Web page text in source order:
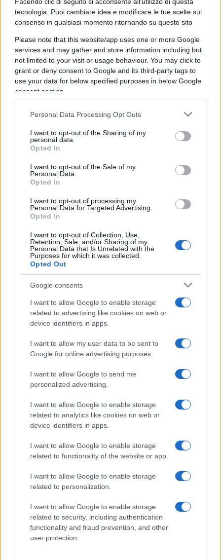
tecnologia. Puoi cambiare idea e modificare le tue scelte sul
consenso in qualsiasi momento ritornando su questo sito
Please note that this website/app uses one or more Google
services and may gather and store information including but
not limited to your visit or usage behaviour. You may click to
grant or deny consent to Google and its third-party tags to
use your data for below specified purposes in below Google
consent section.
Personal Data Processing Opt Outs
I want to opt-out of the Sharing of my
personal data.
Opted In
I want to opt-out of the Sale of my
Personal Data.
Opted In
I want to opt-out of processing my
Personal Data for Targeted Advertising.
Opted In
I want to opt-out of Collection, Use,
Retention, Sale, and/or Sharing of my
Personal Data that Is Unrelated with the
Purposes for which it was collected.
Opted Out
Google consents
I want to allow Google to enable storage
related to advertising like cookies on web or
device identifiers in apps.
I want to allow my user data to be sent to
Google for online advertising purposes.
I want to allow Google to send me
personalized advertising.
I want to allow Google to enable storage
related to analytics like cookies on web or
device identifiers in apps.
I want to allow Google to enable storage
related to functionality of the website or app.
I want to allow Google to enable storage
related to personalization.
I want to allow Google to enable storage
related to security, including authentication
functionality and fraud prevention, and other
user protection.
vendite per 73 miliardi di dollari. Rispetto ai
concorrenti, Walmart è stata storicamente in
grado di mantenere basse le spese offrendo allo
stesso tempo beni economici ai consumatori.
Sebbene Walmart stia affrontando venti contrari
temporanei, ha la capacità di controllare le spese
e aumentare i margini nel tempo.
Johnson & Johnson (JNJ)
Johnson & Johnson è una delle principali aziende
sanitarie, che serve più di 1 miliardo di persone
ogni giorno. Nonostante le difficoltà economiche,
JNJ ha registrato forti guadagni nel suo ultimo
rapporto trimestrale. È un leader nel settore delle
vendite farmaceutiche, che è il suo più grande
segmento di attività. Nel primo trimestre del 2022,
JNJ ha registrato vendite per 23,4 miliardi di dollari
in tutti i segmenti, un aumento del 5% a livello
mondiale rispetto allo stesso periodo dell’anno
scorso. Le vendite e gli utili di JNJ sono aumentati
costantemente negli ultimi cinque anni. Nel 2021,
le vendite di JNJ sono state di $ 93,8 miliardi, dopo
un fatturato di $ 82,6 miliardi e $ 82,1 miliardi
rispettivamente per il 2020 e il 2019.
La società prevede che avrà alcuni vincoli della
catena di approvvigionamento durante tutto
l’anno, ma prevede che la seconda metà del 2022
supererà la prima metà. JNJ vede anche una forte
farmaceutico per il resto dell’anno, insieme al
continuo slancio nel medtech. JNJ offre anche un
dividendo competitivo di circa il 2,6% e ha pagato
2,8 miliardi di dollari agli azionisti nel primo
trimestre dell’anno.